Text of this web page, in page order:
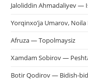
Jaloliddin Ahmadaliyev —
Yorqinxo’ja Umarov,
Afruza — Topolmaysiz
Xamdam Sobirov —
Botir Qodirov — Bidish-